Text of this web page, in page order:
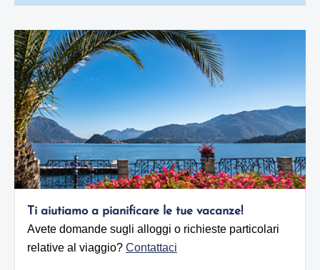
Ti aiutiamo a pianificare le tue vacanze!
Avete domande sugli alloggi o richieste particolari
relative al viaggio? Contattaci